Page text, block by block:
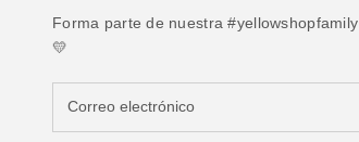
Forma parte de nuestra #yellowshopfamily
💛